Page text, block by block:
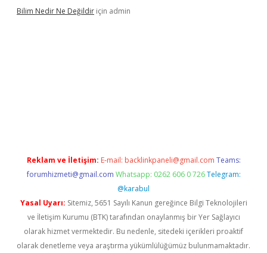
Bilim Nedir Ne Değildir için admin
Reklam ve İletişim: E-mail: backlinkpaneli@gmail.com Teams:
forumhizmeti@gmail.com Whatsapp: 0262 606 0 726 Telegram:
@karabul
Yasal Uyarı: Sitemiz, 5651 Sayılı Kanun gereğince Bilgi Teknolojileri
ve İletişim Kurumu (BTK) tarafından onaylanmış bir Yer Sağlayıcı
olarak hizmet vermektedir. Bu nedenle, sitedeki içerikleri proaktif
olarak denetleme veya araştırma yükümlülüğümüz bulunmamaktadır.